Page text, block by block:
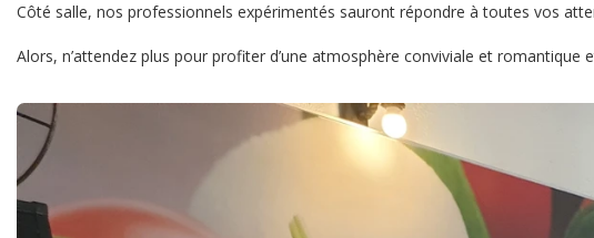
Côté salle, nos professionnels expérimentés sauront répondre à toutes vos
Alors, n’attendez plus pour profiter d’une atmosphère conviviale et romantique